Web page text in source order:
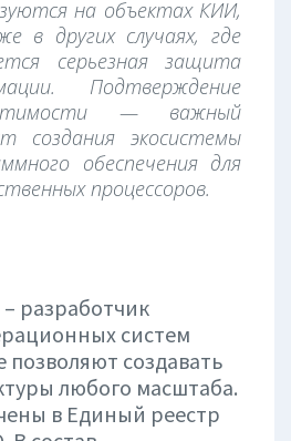
на объектах КИИ,
в других случаях, где
серьезная защита
Подтверждение
— важный
создания экосистемы
обеспечения для
процессоров.
– разработчик
систем
позволяют создавать
любого масштаба.
в Единый реестр